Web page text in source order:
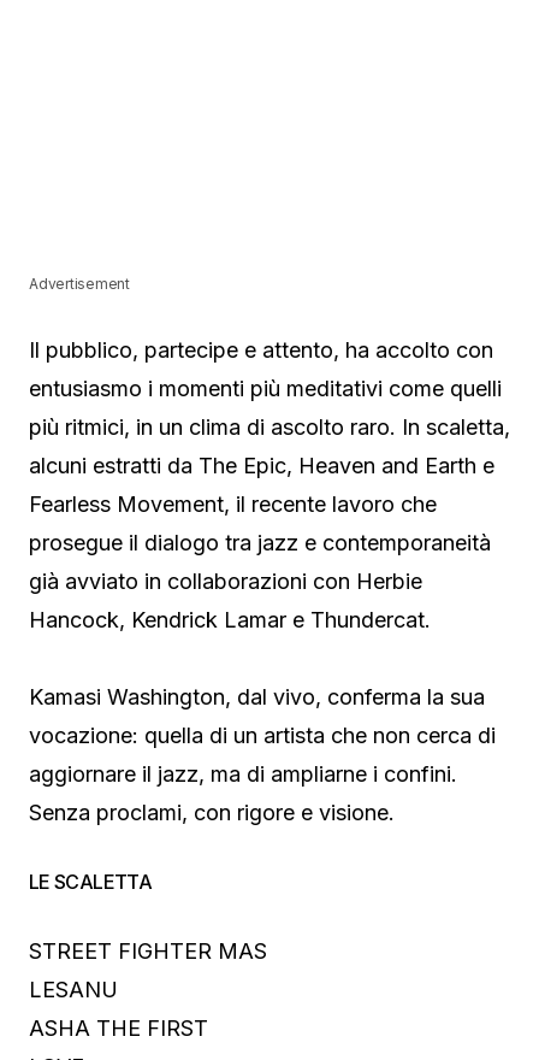
Advertisement
Il pubblico, partecipe e attento, ha accolto con
entusiasmo i momenti più meditativi come quelli
più ritmici, in un clima di ascolto raro. In scaletta,
alcuni estratti da The Epic, Heaven and Earth e
Fearless Movement, il recente lavoro che
prosegue il dialogo tra jazz e contemporaneità
già avviato in collaborazioni con Herbie
Hancock, Kendrick Lamar e Thundercat.
Kamasi Washington, dal vivo, conferma la sua
vocazione: quella di un artista che non cerca di
aggiornare il jazz, ma di ampliarne i confini.
Senza proclami, con rigore e visione.
LE SCALETTA
STREET FIGHTER MAS
LESANU
ASHA THE FIRST